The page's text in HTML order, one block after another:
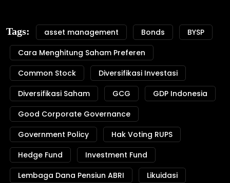
Tags: asset management Bonds
BYSP
Cara Menghitung Saham Preferen
Common Stock
Diversifikasi Investasi
Diversifikasi Saham
GCG
GDP Indonesia
Good Corporate Governance
Government Policy
Hak Voting RUPS
Hedge Fund
Investment Fund
Lembaga Dana Pensiun ABRI
Likuidasi